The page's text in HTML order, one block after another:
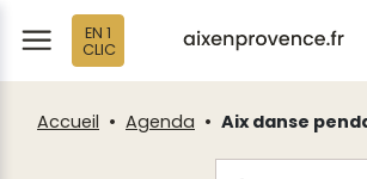
EN 1
CLIC
Accueil Agenda Aix danse
Fenêtre
de
chat
Panneau de gestion des cookies